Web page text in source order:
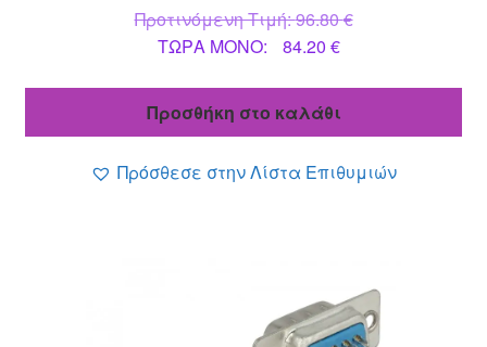
Προτινόμενη Τιμή:96.80€Original
ΤΩΡΑ MONO: 84.20 €Η
είναι:
Προσθήκη στο καλάθι
Πρόσθεσε στην Λίστα Επιθυμιών